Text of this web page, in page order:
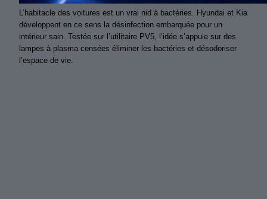
L’habitacle des voitures est un vrai nid à bactéries. Hyundai et Kia
développent en ce sens la désinfection embarquée pour un
intérieur sain. Testée sur l’utilitaire PV5, l’idée s’appuie sur des
lampes à plasma censées éliminer les bactéries et désodoriser
l’espace de vie.